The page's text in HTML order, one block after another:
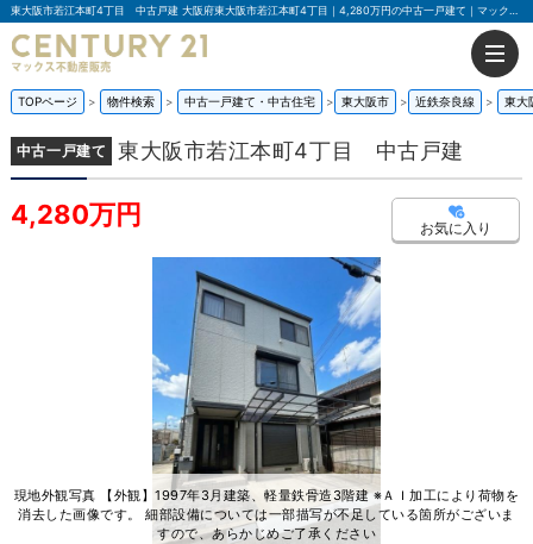
TOPページ 物件検索 中古一戸建て・中古住宅 東大阪市 近鉄奈良線 東大
中古一戸建て 東大阪市若江本町4丁目 中古戸建
4,280万円 お気に入り
現地外観写真 【外観】1997年3月建築、軽量鉄骨造3階建 ※ＡＩ加工により荷物を
消去した画像です。 細部設備については一部描写が不足している箇所がございま
すので、あらかじめご了承ください